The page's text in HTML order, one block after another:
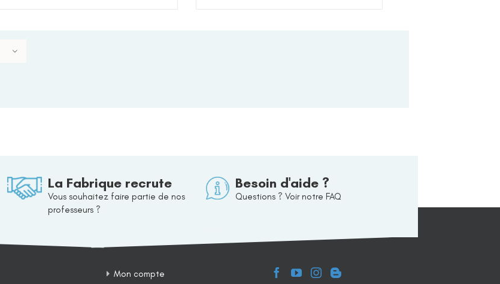
La Fabrique recrute
Vous souhaitez faire partie de nos
professeurs ?
Besoin d'aide ?
Questions ? Voir notre FAQ
Mon compte